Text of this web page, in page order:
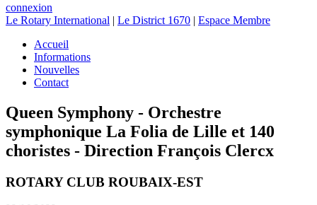
connexion
Le Rotary International | Le District 1670 | Espace Membre
Accueil
Informations
Nouvelles
Contact
Queen Symphony - Orchestre
symphonique La Folia de Lille et 140
choristes - Direction François Clercx
ROTARY CLUB ROUBAIX-EST